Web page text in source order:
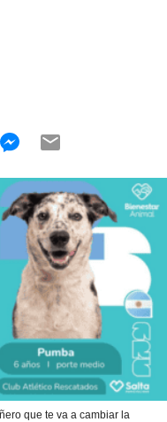
que te va a cambiar la